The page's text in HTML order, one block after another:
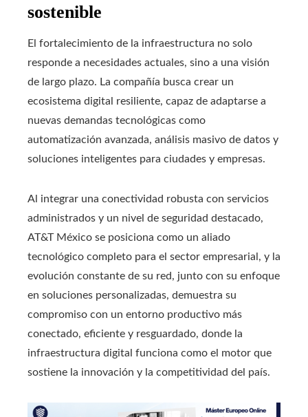
sostenible
El fortalecimiento de la infraestructura no solo
responde a necesidades actuales, sino a una visión
de largo plazo. La compañía busca crear un
ecosistema digital resiliente, capaz de adaptarse a
nuevas demandas tecnológicas como
automatización avanzada, análisis masivo de datos y
soluciones inteligentes para ciudades y empresas.
Al integrar una conectividad robusta con servicios
administrados y un nivel de seguridad destacado,
AT&T México se posiciona como un aliado
tecnológico completo para el sector empresarial, y la
evolución constante de su red, junto con su enfoque
en soluciones personalizadas, demuestra su
compromiso con un entorno productivo más
conectado, eficiente y resguardado, donde la
infraestructura digital funciona como el motor que
sostiene la innovación y la competitividad del país.